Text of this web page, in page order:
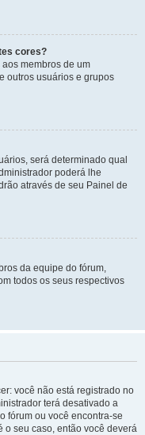
cores?
membros de um
outros usuários e grupos
será determinado qual
poderá lhe
através de seu Painel de
da equipe do fórum,
todos os seus respectivos
você não está registrado no
terá desativado a
fórum ou você encontra-se
o seu caso, então você deverá